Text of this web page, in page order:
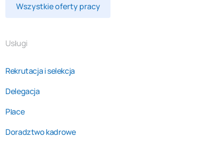
Wszystkie oferty pracy
Usługi
Rekrutacja i selekcja
Delegacja
Płace
Doradztwo kadrowe